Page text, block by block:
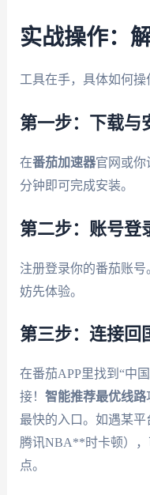
实战操作：
工具在手，具体如何操
第一步：下载与
在番茄加速器官网或你
分钟即可完成安装。
第二步：账号登
注册登录你的番茄账
妨先体验。
第三步：连接回
在番茄APP里找到“中
接！ 智能推荐最优线路
最快的入口。如遇某
腾讯NBA**时卡顿）
点。